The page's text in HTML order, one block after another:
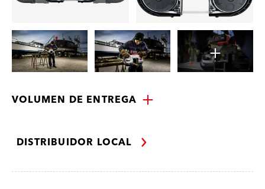
VOLUMEN DE ENTREGA
DISTRIBUIDOR LOCAL